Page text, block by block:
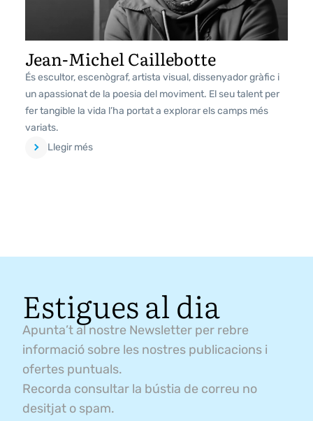
Jean-Michel Caillebotte
És escultor, escenògraf, artista visual, dissenyador gràfic i
un apassionat de la poesia del moviment. El seu talent per
fer tangible la vida l’ha portat a explorar els camps més
variats.
Llegir més
Estigues al dia
Apunta’t al nostre Newsletter per rebre
informació sobre les nostres publicacions i
ofertes puntuals.
Recorda consultar la bústia de correu no
desitjat o spam.